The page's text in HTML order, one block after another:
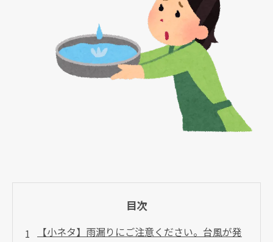
目次
【小ネタ】雨漏りにご注意ください。台風が発